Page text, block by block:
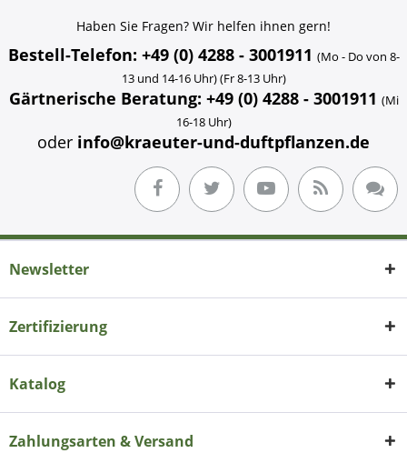
Haben Sie Fragen? Wir helfen ihnen gern!
Bestell-Telefon: +49 (0) 4288 - 3001911 (Mo - Do von 8-
13 und 14-16 Uhr) (Fr 8-13 Uhr)
Gärtnerische Beratung: +49 (0) 4288 - 3001911 (Mi
16-18 Uhr)
oder info@kraeuter-und-duftpflanzen.de
Newsletter
Zertifizierung
Katalog
Zahlungsarten & Versand